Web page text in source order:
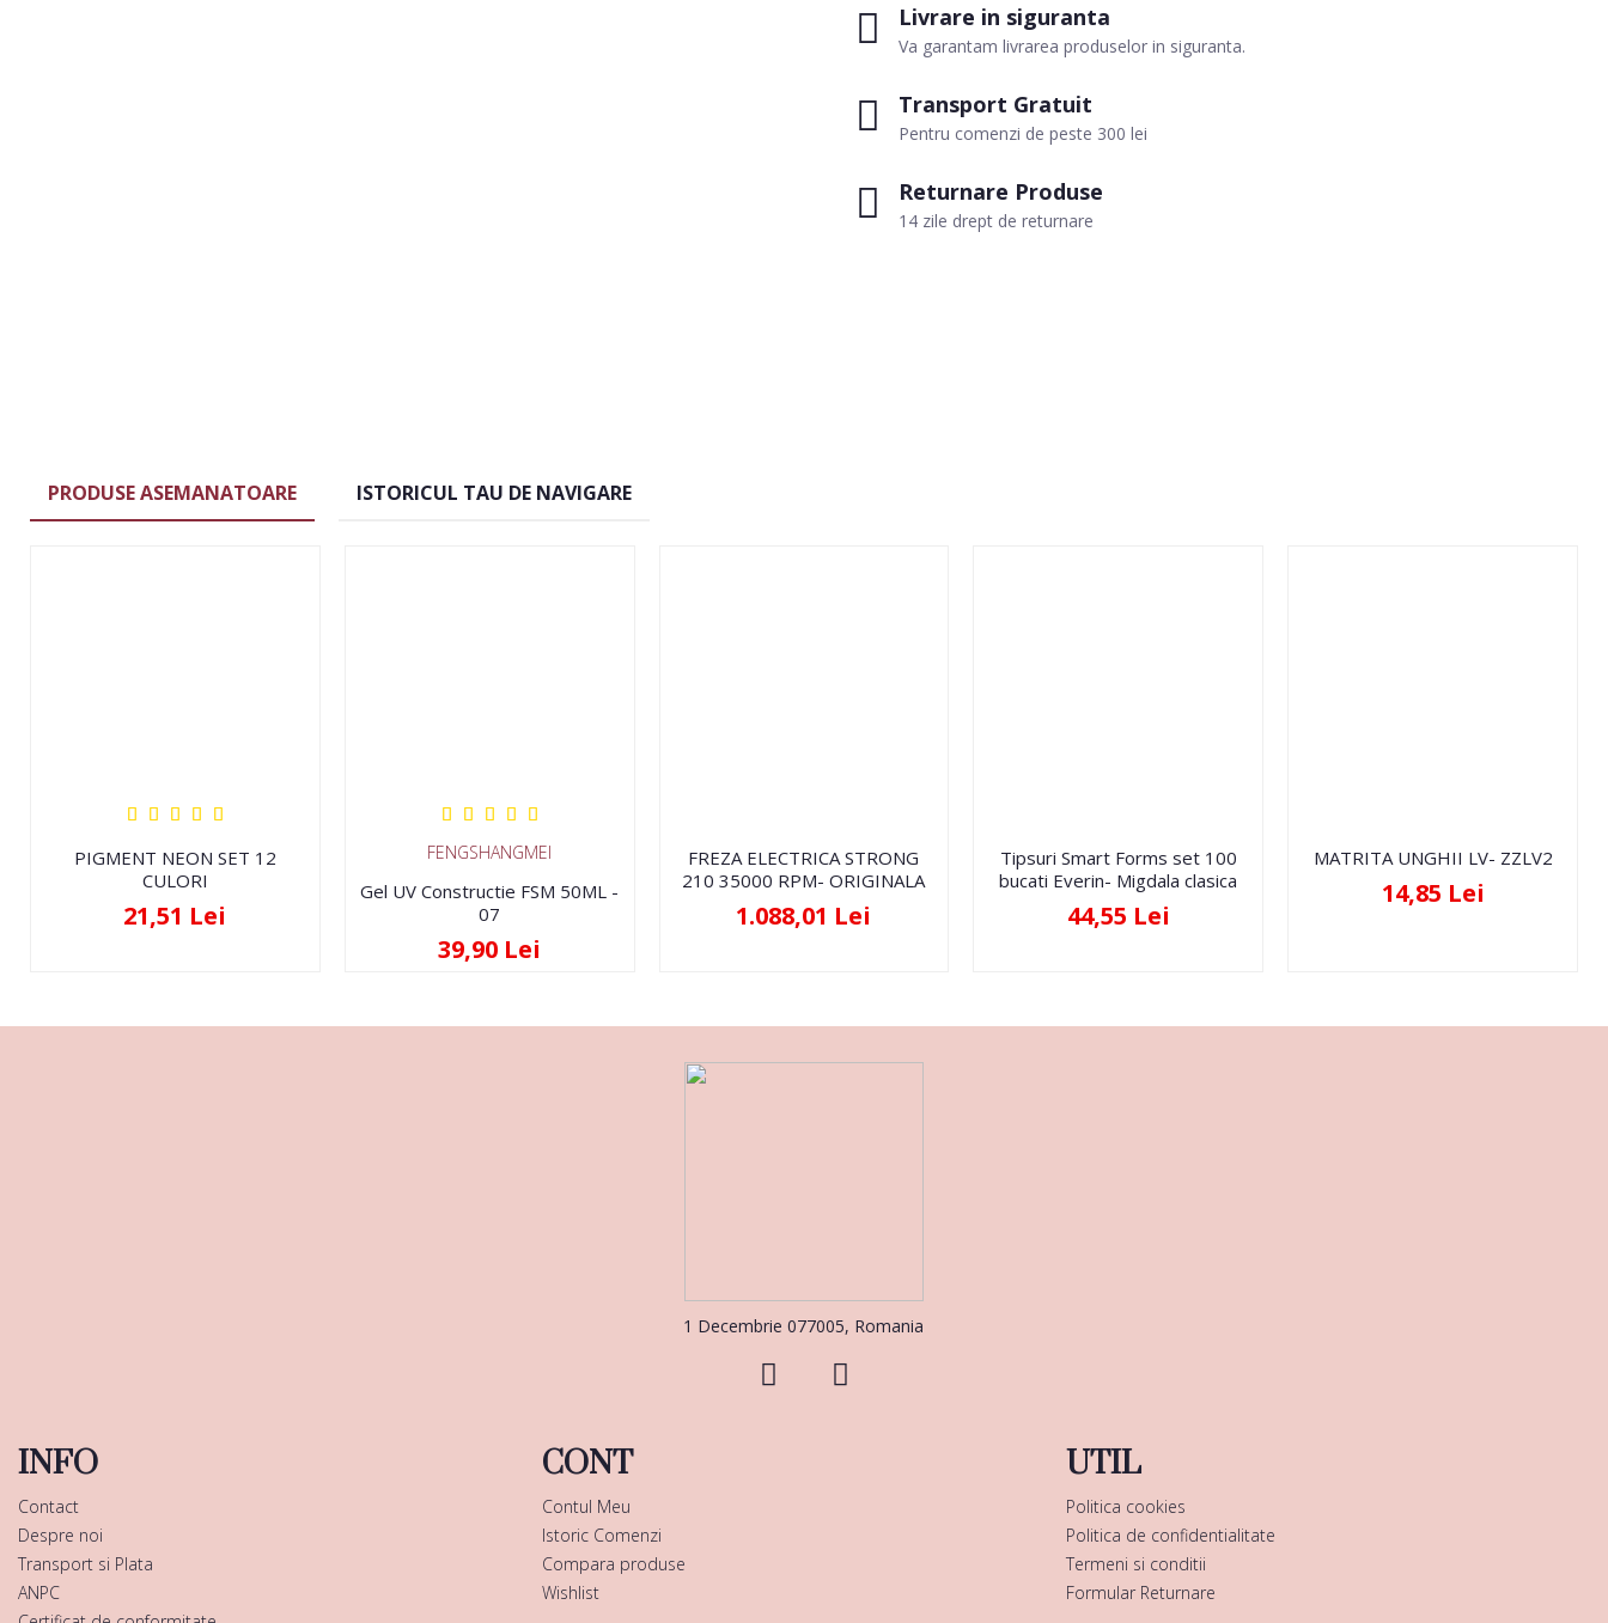
Livrare in siguranta
Va garantam livrarea produselor in siguranta.
Transport Gratuit
Pentru comenzi de peste 300 lei
Returnare Produse
14 zile drept de returnare
PRODUSE ASEMANATOARE ISTORICUL TAU DE NAVIGARE
PIGMENT NEON SET 12
CULORI
21,51 Lei
FENGSHANGMEI
Gel UV Constructie FSM 50ML -
07
39,90 Lei
FREZA ELECTRICA STRONG
210 35000 RPM- ORIGINALA
1.088,01 Lei
Tipsuri Smart Forms set 100
bucati Everin- Migdala clasica
44,55 Lei
MATRITA UNGHII LV- ZZLV2
14,85 Lei
1 Decembrie 077005, Romania
INFO
Contact
Despre noi
Transport si Plata
ANPC
CONT
Contul Meu
Istoric Comenzi
Compara produse
Wishlist
UTIL
Politica cookies
Politica de confidentialitate
Termeni si conditii
Formular Returnare